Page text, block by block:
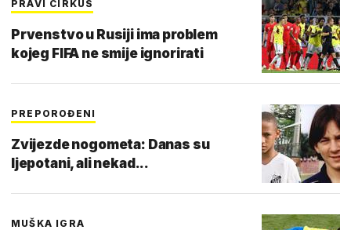
PRAVI CIRKUS
Prvenstvo u Rusiji ima problem
kojeg FIFA ne smije ignorirati
PREPOROĐENI
Zvijezde nogometa: Danas su
ljepotani, ali nekad...
MUŠKA IGRA